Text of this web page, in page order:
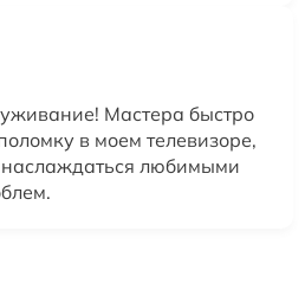
Мастера быстро
в моем телевизоре,
наслаждаться любимыми